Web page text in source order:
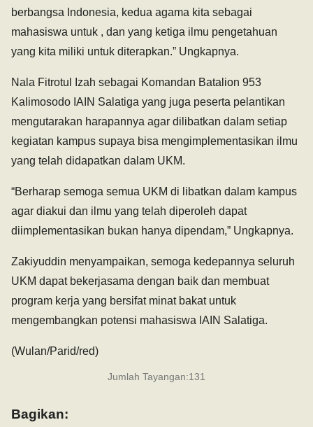
berbangsa Indonesia, kedua agama kita sebagai
mahasiswa untuk , dan yang ketiga ilmu pengetahuan
yang kita miliki untuk diterapkan.” Ungkapnya.
Nala Fitrotul Izah sebagai Komandan Batalion 953
Kalimosodo IAIN Salatiga yang juga peserta pelantikan
mengutarakan harapannya agar dilibatkan dalam setiap
kegiatan kampus supaya bisa mengimplementasikan ilmu
yang telah didapatkan dalam UKM.
“Berharap semoga semua UKM di libatkan dalam kampus
agar diakui dan ilmu yang telah diperoleh dapat
diimplementasikan bukan hanya dipendam,” Ungkapnya.
Zakiyuddin menyampaikan, semoga kedepannya seluruh
UKM dapat bekerjasama dengan baik dan membuat
program kerja yang bersifat minat bakat untuk
mengembangkan potensi mahasiswa IAIN Salatiga.
(Wulan/Parid/red)
Jumlah Tayangan:131
Bagikan: